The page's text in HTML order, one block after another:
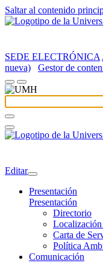
Saltar al contenido
SEDE ELECTRÓNICA
nueva)
Gestor de
Editar
Presentación
Presentación
Directorio
Carta de
Política
Comunicación